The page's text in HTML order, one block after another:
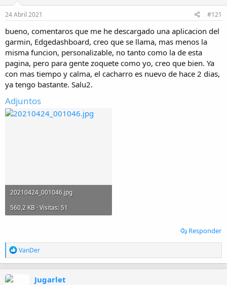
n
i
o
24 Abril 2021 #121
bueno, comentaros que me he descargado una aplicacion del
garmin, Edgedashboard, creo que se llama, mas menos la
misma funcion, personalizable, no tanto como la de esta
pagina, pero para gente zoquete como yo, creo que bien. Ya
con mas tiempo y calma, el cacharro es nuevo de hace 2 dias,
ya tengo bastante. Salu2.
Adjuntos
20210424_001046.jpg
560,2 KB · Visitas: 51
Responder
R
e
a
VanDer
Jugarlet